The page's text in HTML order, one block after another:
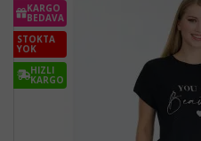
KARGO
BEDAVA
STOKTA
YOK
HIZLI
KARGO